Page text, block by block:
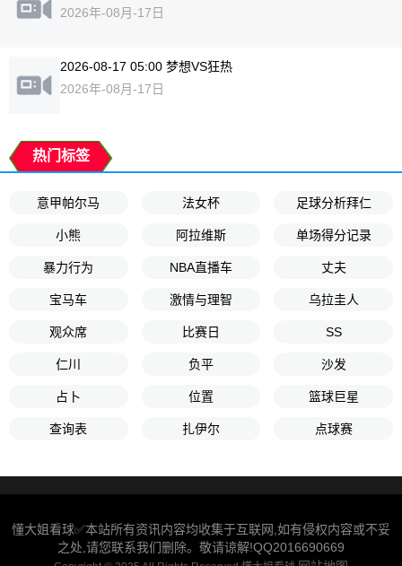
2026年-08月-17日
2026-08-17 05:00 梦想VS狂热
2026年-08月-17日
热门标签
意甲帕尔马 法女杯 足球分析拜仁
小熊 阿拉维斯 单场得分记录
暴力行为 NBA直播车 丈夫
宝马车 激情与理智 乌拉圭人
观众席 比赛日 SS
仁川 负平 沙发
占卜 位置 篮球巨星
查询表 扎伊尔 点球赛
懂大姐看球✅本站所有资讯内容均收集于互联网,如有侵权内容或不妥
之处,请您联系我们删除。敬请谅解!QQ2016690669